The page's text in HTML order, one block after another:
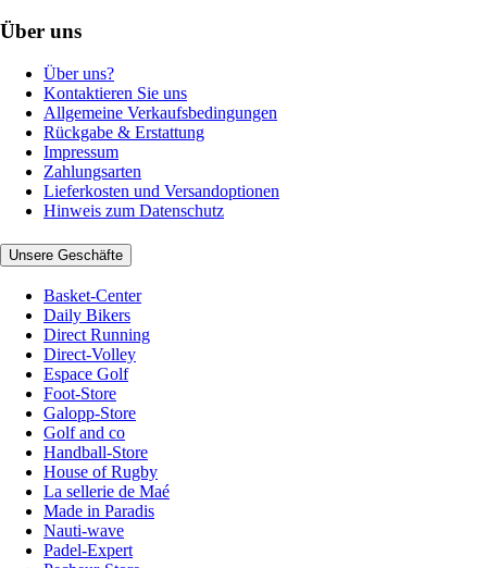
Über uns
Über uns?
Kontaktieren Sie uns
Allgemeine Verkaufsbedingungen
Rückgabe & Erstattung
Impressum
Zahlungsarten
Lieferkosten und Versandoptionen
Hinweis zum Datenschutz
Unsere Geschäfte
Basket-Center
Daily Bikers
Direct Running
Direct-Volley
Espace Golf
Foot-Store
Galopp-Store
Golf and co
Handball-Store
House of Rugby
La sellerie de Maé
Made in Paradis
Nauti-wave
Padel-Expert